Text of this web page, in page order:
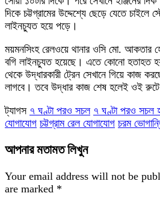
দিকে চট্টগ্রামের উদ্দেশ্যে ছেড়ে যেতে চাইলে
লাইনচ্যুত হয়ে পড়ে।
ময়মনসিংহ রেলওয়ে থানার ওসি মো. আকতার
বগি লাইনচ্যুত হয়েছে। এতে কোনো হতাহত
থেকে উদ্ধারকারী ট্রেন সেখানে গিয়ে কাজ
লাগবে। তবে উদ্ধার কাজ শেষ হলেই ওই রুটে
ট্যাগস ​৭ ঘণ্টা পরও সচল ​৭ ঘণ্টা পরও সচল
যোগাযোগ চট্টগ্রাম রেল যোগাযোগ চরম
আপনার মতামত লিখুন
Your email address will not be
are marked *